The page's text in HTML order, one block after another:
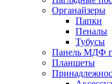
Органайзеры
Папки
Пеналы
Тубусы
Панель МДФ
Планшеты